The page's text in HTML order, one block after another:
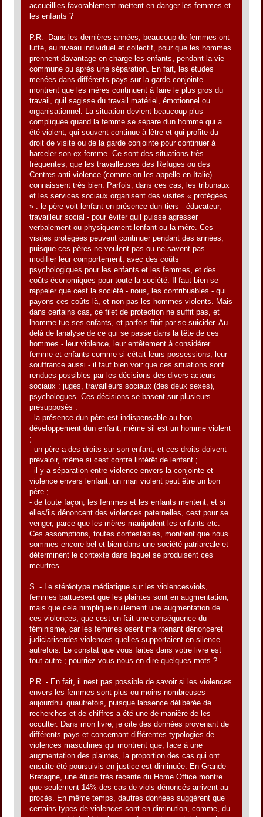
accueillies favorablement mettent en danger les femmes et
les enfants ?
P.R.- Dans les dernières années, beaucoup de femmes ont
lutté, au niveau individuel et collectif, pour que les hommes
prennent davantage en charge les enfants, pendant la vie
commune ou après une séparation. En fait, les études
menées dans différents pays sur la garde conjointe
montrent que les mères continuent à faire le plus gros du
travail, quil sagisse du travail matériel, émotionnel ou
organisationnel. La situation devient beaucoup plus
compliquée quand la femme se sépare dun homme qui a
été violent, qui souvent continue à lêtre et qui profite du
droit de visite ou de la garde conjointe pour continuer à
harceler son ex-femme. Ce sont des situations très
fréquentes, que les travailleuses des Refuges ou des
Centres anti-violence (comme on les appelle en Italie)
connaissent très bien. Parfois, dans ces cas, les tribunaux
et les services sociaux organisent des visites « protégées
» : le père voit lenfant en présence dun tiers - éducateur,
travailleur social - pour éviter quil puisse agresser
verbalement ou physiquement lenfant ou la mère. Ces
visites protégées peuvent continuer pendant des années,
puisque ces pères ne veulent pas ou ne savent pas
modifier leur comportement, avec des coûts
psychologiques pour les enfants et les femmes, et des
coûts économiques pour toute la société. Il faut bien se
rappeler que cest la société - nous, les contribuables - qui
payons ces coûts-là, et non pas les hommes violents. Mais
dans certains cas, ce filet de protection ne suffit pas, et
lhomme tue ses enfants, et parfois finit par se suicider. Au-
delà de lanalyse de ce qui se passe dans la tête de ces
hommes - leur violence, leur entêtement à considérer
femme et enfants comme si cétait leurs possessions, leur
souffrance aussi - il faut bien voir que ces situations sont
rendues possibles par les décisions des divers acteurs
sociaux : juges, travailleurs sociaux (des deux sexes),
psychologues. Ces décisions se basent sur plusieurs
présupposés :
- la présence dun père est indispensable au bon
développement dun enfant, même sil est un homme violent
;
- un père a des droits sur son enfant, et ces droits doivent
prévaloir, même si cest contre lintérêt de lenfant ;
- il y a séparation entre violence envers la conjointe et
violence envers lenfant, un mari violent peut être un bon
père ;
- de toute façon, les femmes et les enfants mentent, et si
elles/ils dénoncent des violences paternelles, cest pour se
venger, parce que les mères manipulent les enfants etc.
Ces assomptions, toutes contestables, montrent que nous
sommes encore bel et bien dans une société patriarcale et
déterminent le contexte dans lequel se produisent ces
meurtres.
S. - Le stéréotype médiatique sur les violencesviols,
femmes battuesest que les plaintes sont en augmentation,
mais que cela nimplique nullement une augmentation de
ces violences, que cest en fait une conséquence du
féminisme, car les femmes osent maintenant dénonceret
judiciariserdes violences quelles supportaient en silence
autrefois. Le constat que vous faites dans votre livre est
tout autre ; pourriez-vous nous en dire quelques mots ?
P.R. - En fait, il nest pas possible de savoir si les violences
envers les femmes sont plus ou moins nombreuses
aujourdhui quautrefois, puisque labsence délibérée de
recherches et de chiffres a été une de manière de les
occulter. Dans mon livre, je cite des données provenant de
différents pays et concernant différentes typologies de
violences masculines qui montrent que, face à une
augmentation des plaintes, la proportion des cas qui ont
ensuite été poursuivis en justice est diminuée. En Grande-
Bretagne, une étude très récente du Home Office montre
que seulement 14% des cas de viols dénoncés arrivent au
procès. En même temps, dautres données suggèrent que
certains types de violences sont en diminution, comme, du